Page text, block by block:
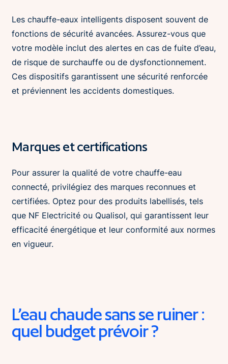
Les chauffe-eaux intelligents disposent souvent de
fonctions de sécurité avancées. Assurez-vous que
votre modèle inclut des alertes en cas de fuite d’eau,
de risque de surchauffe ou de dysfonctionnement.
Ces dispositifs garantissent une sécurité renforcée
et préviennent les accidents domestiques.
Marques et certifications
Pour assurer la qualité de votre chauffe-eau
connecté, privilégiez des marques reconnues et
certifiées. Optez pour des produits labellisés, tels
que NF Electricité ou Qualisol, qui garantissent leur
efficacité énergétique et leur conformité aux normes
en vigueur.
L’eau chaude sans se ruiner :
quel budget prévoir ?